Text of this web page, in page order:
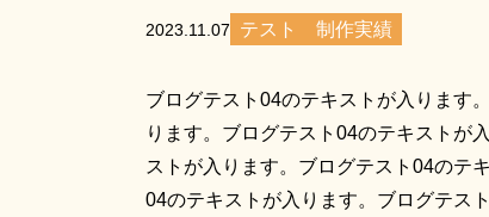
2023.11.07 テスト 制作実績
ブログテスト04のテキストが入ります
ります。ブログテスト04のテキストが
ストが入ります。ブログテスト04のテ
04のテキストが入ります。ブログテス